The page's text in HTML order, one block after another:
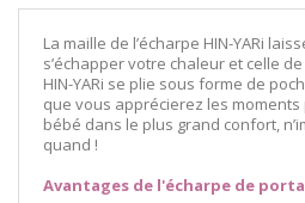
La maille de l’écharpe HIN-YARi
s’échapper votre chaleur et celle
HIN-YARi se plie sous forme de
que vous apprécierez les
bébé dans le plus grand confort,
quand !
Avantages de l'écharpe de